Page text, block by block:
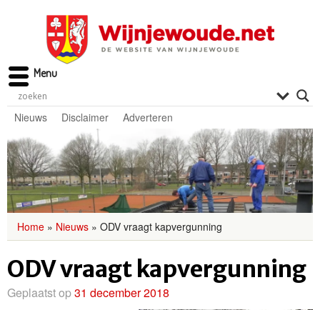
Nieuws Disclaimer Adverteren
Home » Nieuws » ODV vraagt kapvergunning
ODV vraagt kapvergunning
Geplaatst op31 december 2018
Menu